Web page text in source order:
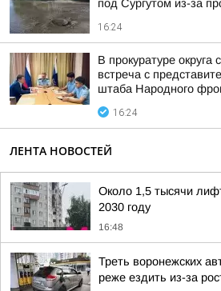
под Сургутом из-за
16:24
В прокуратуре округа
встреча с
штаба Народного
16:24
ЛЕНТА НОВОСТЕЙ
Около 1,5 тысячи
2030 году
16:48
Треть воронежских
реже ездить из-за